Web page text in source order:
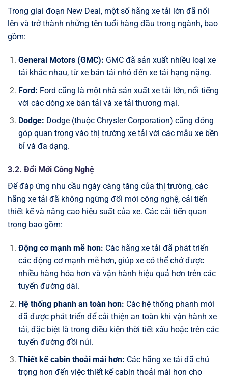
Trong giai đoạn New Deal, một số hãng xe tải lớn đã nổi
lên và trở thành những tên tuổi hàng đầu trong ngành, bao
gồm:
General Motors (GMC): GMC đã sản xuất nhiều loại xe
tải khác nhau, từ xe bán tải nhỏ đến xe tải hạng nặng.
Ford: Ford cũng là một nhà sản xuất xe tải lớn, nổi tiếng
với các dòng xe bán tải và xe tải thương mại.
Dodge: Dodge (thuộc Chrysler Corporation) cũng đóng
góp quan trọng vào thị trường xe tải với các mẫu xe bền
bỉ và đa dạng.
3.2. Đổi Mới Công Nghệ
Để đáp ứng nhu cầu ngày càng tăng của thị trường, các
hãng xe tải đã không ngừng đổi mới công nghệ, cải tiến
thiết kế và nâng cao hiệu suất của xe. Các cải tiến quan
trọng bao gồm:
Động cơ mạnh mẽ hơn: Các hãng xe tải đã phát triển
các động cơ mạnh mẽ hơn, giúp xe có thể chở được
nhiều hàng hóa hơn và vận hành hiệu quả hơn trên các
tuyến đường dài.
Hệ thống phanh an toàn hơn: Các hệ thống phanh mới
đã được phát triển để cải thiện an toàn khi vận hành xe
tải, đặc biệt là trong điều kiện thời tiết xấu hoặc trên các
tuyến đường đồi núi.
Thiết kế cabin thoải mái hơn: Các hãng xe tải đã chú
trọng hơn đến việc thiết kế cabin thoải mái hơn cho